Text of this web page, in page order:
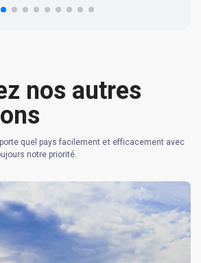
nos autres
quel pays facilement et efficacement avec
notre priorité.